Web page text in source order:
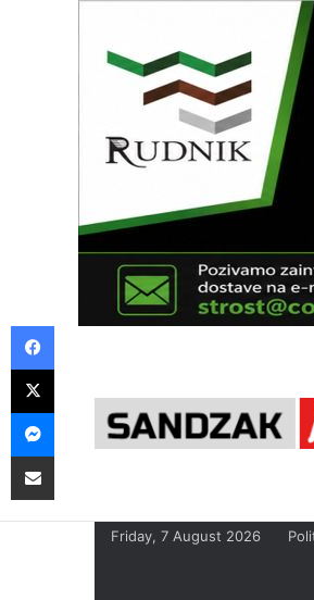
Friday, 7 August 2026
Facebook
X
Messenger
Pošalji preko E-Maila